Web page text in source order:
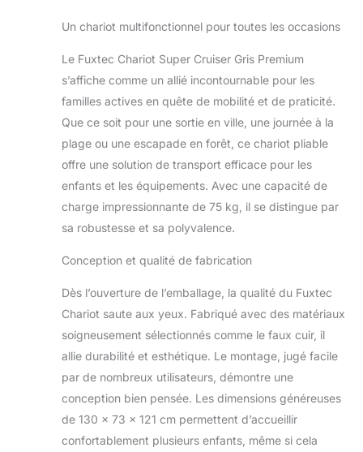
au quotidien et
pendant les loisirs.
SÉCURITÉ -
L'intérieur
rembourré avec de
la place pour deux
enfants et des
harnais 5 points
intégrés assure un
maintien sûr. Le toit
ouvrant et la fenêtre
flexibilité en
conditions
météorologiques.
ESPACE CLEVER -
L'intérieur extra
profond crée un
grand volume pour
les bagages, les
l'équipement. Des
poches extérieures
Un chariot multifonctionnel pour toutes les occasions
Le Fuxtec Chariot Super Cruiser Gris Premium
s’affiche comme un allié incontournable pour les
familles actives en quête de mobilité et de praticité.
Que ce soit pour une sortie en ville, une journée à la
plage ou une escapade en forêt, ce chariot pliable
offre une solution de transport efficace pour les
enfants et les équipements. Avec une capacité de
charge impressionnante de 75 kg, il se distingue par
sa robustesse et sa polyvalence.
Conception et qualité de fabrication
Dès l’ouverture de l’emballage, la qualité du Fuxtec
Chariot saute aux yeux. Fabriqué avec des matériaux
soigneusement sélectionnés comme le faux cuir, il
allie durabilité et esthétique. Le montage, jugé facile
par de nombreux utilisateurs, démontre une
conception bien pensée. Les dimensions généreuses
de 130 x 73 x 121 cm permettent d’accueillir
confortablement plusieurs enfants, même si cela